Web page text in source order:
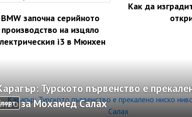
BMW започна серийното
производство на изцяло
i3 в Мюнхен
Как да
Турското първенство е
за Мохамед Салах